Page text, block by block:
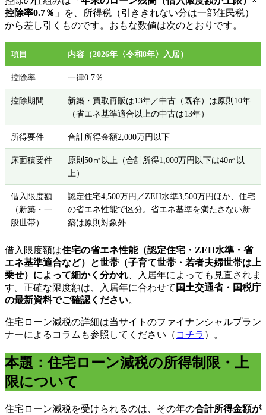
控除率0.7％ 」を、所得税（引ききれない分は一部住民税）
から差し引くものです。おもな数値は次のとおりです。
項目 内容（2026年〈令和8年〉入居）
控除率 一律0.7％
控除期間
新築・買取再販は13年／中古（既存）は原則10年
（省エネ基準適合以上の中古は13年）
所得要件 合計所得金額2,000万円以下
床面積要件
原則50㎡以上（合計所得1,000万円以下は40㎡以
上）
借入限度額
（新築・一
般世帯）
認定住宅4,500万円／ZEH水準3,500万円ほか、住宅
の省エネ性能で区分。省エネ基準を満たさない新
築は原則対象外
借入限度額は住宅の省エネ性能（認定住宅・ZEH水準・省
エネ基準適合など）と世帯（子育て世帯・若者夫婦世帯は上
乗せ）によって細かく分かれ 、入居年によっても見直されま
す。正確な限度額は、入居年に合わせて 国土交通省・国税庁
の最新資料でご確認ください。
住宅ローン減税の詳細は当サイトのファイナンシャルプラン
ナーによるコラムも参照してください（ コチラ ）。
本題：住宅ローン減税の所得制限・上
限について
住宅ローン減税を受けられるのは、その年の合計所得金額が